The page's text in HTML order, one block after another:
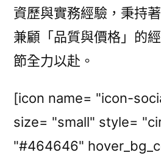
資歷與實務經驗，秉持
兼顧「品質與價格」的
節全力以赴。
[icon name= "icon-
size= "small" style=
"#464646"